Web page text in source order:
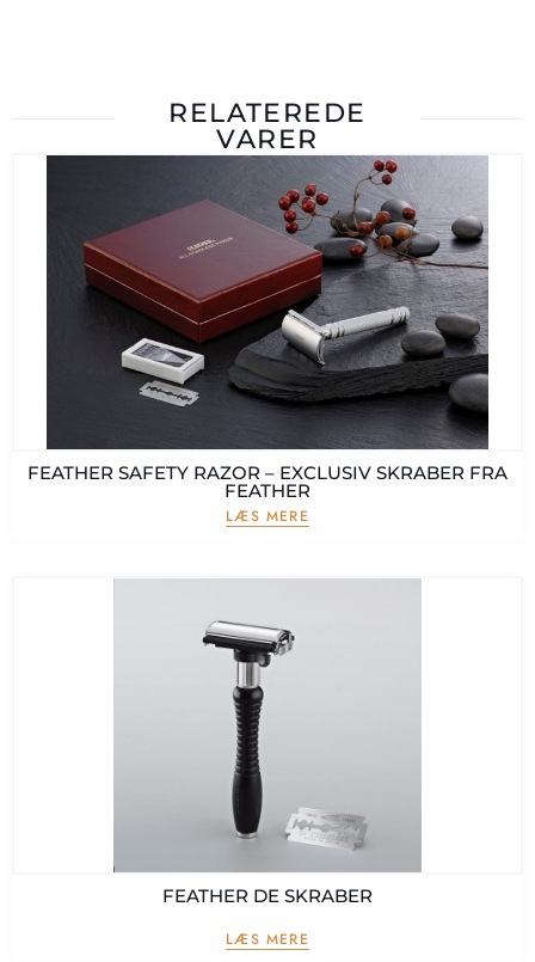
RELATEREDE
VARER
FEATHER SAFETY RAZOR – EXCLUSIV SKRABER FRA
FEATHER
LÆS MERE
FEATHER DE SKRABER
LÆS MERE